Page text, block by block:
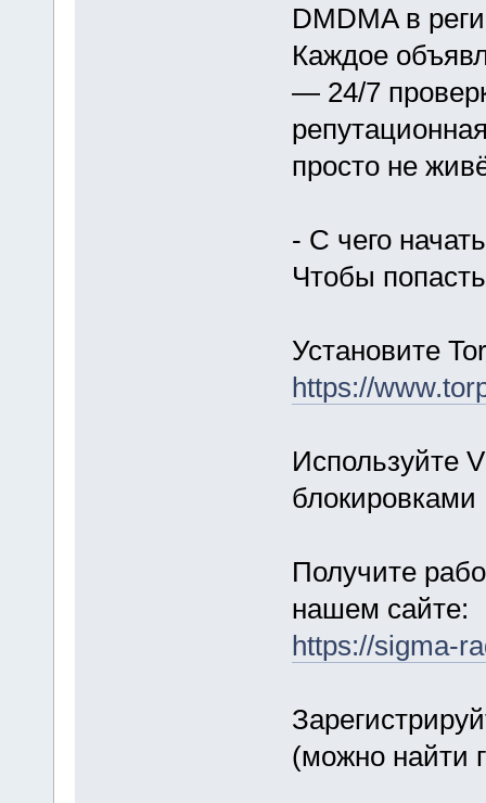
DMDMA в
Каждое
— 24/7
просто не
- С чего
Чтобы
Установите
https://
Используйте
блокировками
Получите
нашем сайте:
https://sigma-
(можно найти